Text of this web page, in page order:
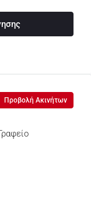
Προβολή Ακινήτων